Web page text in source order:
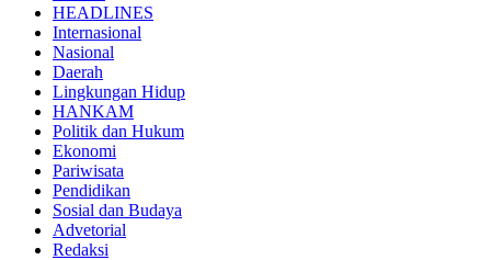
HEADLINES
Internasional
Nasional
Daerah
Lingkungan Hidup
HANKAM
Politik dan Hukum
Ekonomi
Pariwisata
Pendidikan
Sosial dan Budaya
Advetorial
Redaksi